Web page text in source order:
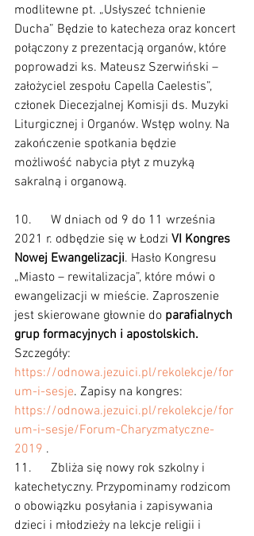
modlitewne pt. „Usłyszeć tchnienie
Ducha” Będzie to katecheza oraz koncert
połączony z prezentacją organów, które
poprowadzi ks. Mateusz Szerwiński –
założyciel zespołu Capella Caelestis”,
członek Diecezjalnej Komisji ds. Muzyki
Liturgicznej i Organów. Wstęp wolny. Na
zakończenie spotkania będzie
możliwość nabycia płyt z muzyką
sakralną i organową.
10.      W dniach od 9 do 11 września
2021 r. odbędzie się w Łodzi VI Kongres
Nowej Ewangelizacji. Hasło Kongresu
„Miasto – rewitalizacja”, które mówi o
ewangelizacji w mieście. Zaproszenie
jest skierowane głownie do parafialnych
grup formacyjnych i apostolskich.
Szczegóły:
https://odnowa.jezuici.pl/rekolekcje/for
um-i-sesje. Zapisy na kongres:
https://odnowa.jezuici.pl/rekolekcje/for
um-i-sesje/Forum-Charyzmatyczne-
2019 .
11.      Zbliża się nowy rok szkolny i
katechetyczny. Przypominamy rodzicom
o obowiązku posyłania i zapisywania
dzieci i młodzieży na lekcje religii i